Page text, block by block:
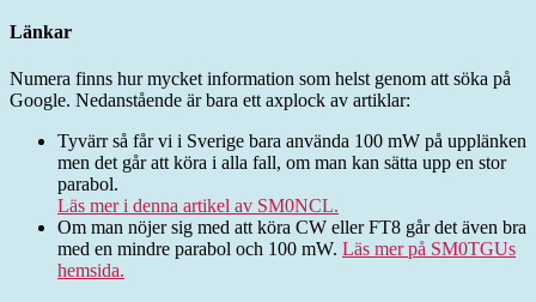
Länkar
Numera finns hur mycket information som helst genom att söka på
Google. Nedanstående är bara ett axplock av artiklar:
Tyvärr så får vi i Sverige bara använda 100 mW på upplänken
men det går att köra i alla fall, om man kan sätta upp en stor
parabol.
Läs mer i denna artikel av SM0NCL.
Om man nöjer sig med att köra CW eller FT8 går det även bra
med en mindre parabol och 100 mW. Läs mer på SM0TGUs
hemsida.